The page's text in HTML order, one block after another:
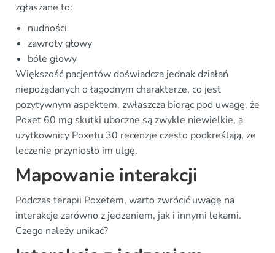
zgłaszane to:
nudności
zawroty głowy
bóle głowy
Większość pacjentów doświadcza jednak działań
niepożądanych o łagodnym charakterze, co jest
pozytywnym aspektem, zwłaszcza biorąc pod uwagę, że
Poxet 60 mg skutki uboczne są zwykle niewielkie, a
użytkownicy Poxetu 30 recenzje często podkreślają, że
leczenie przyniosło im ulgę.
Mapowanie interakcji
Podczas terapii Poxetem, warto zwrócić uwagę na
interakcje zarówno z jedzeniem, jak i innymi lekami.
Czego należy unikać?